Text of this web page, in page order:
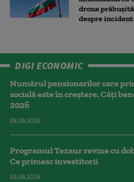
drona
despre incident
DIGI ECONOMIC
Numărul pensionarilor care
socială este în creștere. Câți
2026
08.08.2026
Programul Tezaur revine cu
Ce primesc investitorii
08.08.2026